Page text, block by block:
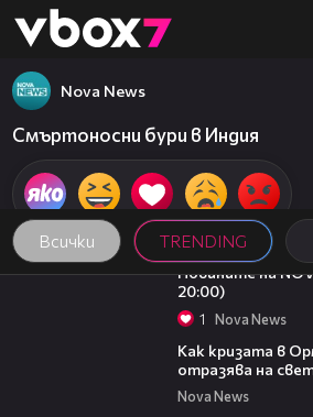
👾
Всички TRENDING
Nova News
Смъртоносни бури в Индия
22:56
Новините на
20:00)
1 Nova News
Как кризата в
отразява на
Nova News